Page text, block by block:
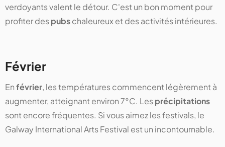
verdoyants valent le détour. C'est un bon moment pour
profiter despubschaleureux et des activités intérieures.
Février
Enfévrier, les températures commencent légèrement à
augmenter, atteignant environ 7°C. Lesprécipitations
sont encore fréquentes. Si vous aimez les festivals, le
Galway International Arts Festival est un incontournable.